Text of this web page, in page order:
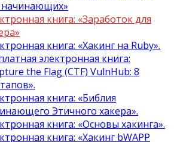
начинающих»
книга: «Заработок для
книга: «Хакинг на Ruby».
электронная книга:
the Flag (CTF) VulnHub: 8
книга: «Библия
Этичного хакера».
книга: «Основы хакинга».
книга: «Хакинг bWAPP